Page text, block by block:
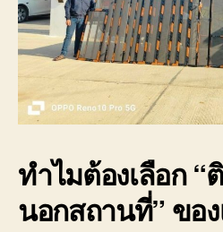
ทำไมต้องเลือก “
นอกสถานที่” ขอ